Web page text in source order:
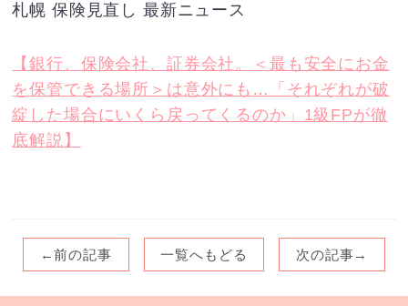
札幌 保険見直し 最新ニュース
【銀行、保険会社、証券会社。＜最も安全にお金
を保管できる場所＞は意外にも…「それぞれが破
綻した場合にいくら戻ってくるのか」1級FPが徹
底解説】
←前の記事 一覧へもどる 次の記事→